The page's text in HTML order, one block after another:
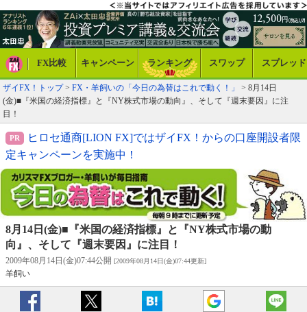
FX比較 キャンペーン ランキング スワップ スプレッド
ザイFX！トップ> FX・羊飼いの「今日の為替はこれで動く！」
> 8月14日
(金)■『米国の経済指標』と『NY株式市場の動向』、そして『週末要因』に注
目！
ヒロセ通商[LION FX]ではザイFX！からの口座開設者限
定キャンペーンを実施中！
8月14日(金)■『米国の経済指標』と『NY株式市場の動
向』、そして『週末要因』に注目！
2009年08月14日(金)07:44公開 [2009年08月14日(金)07:44更新]
羊飼い